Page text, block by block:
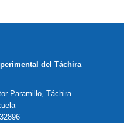
del Táchira
Paramillo, Táchira